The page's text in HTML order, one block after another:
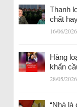
Thanh
chất
16/06/2026
Hàng
khẩn
28/05/2026
“Nhà là